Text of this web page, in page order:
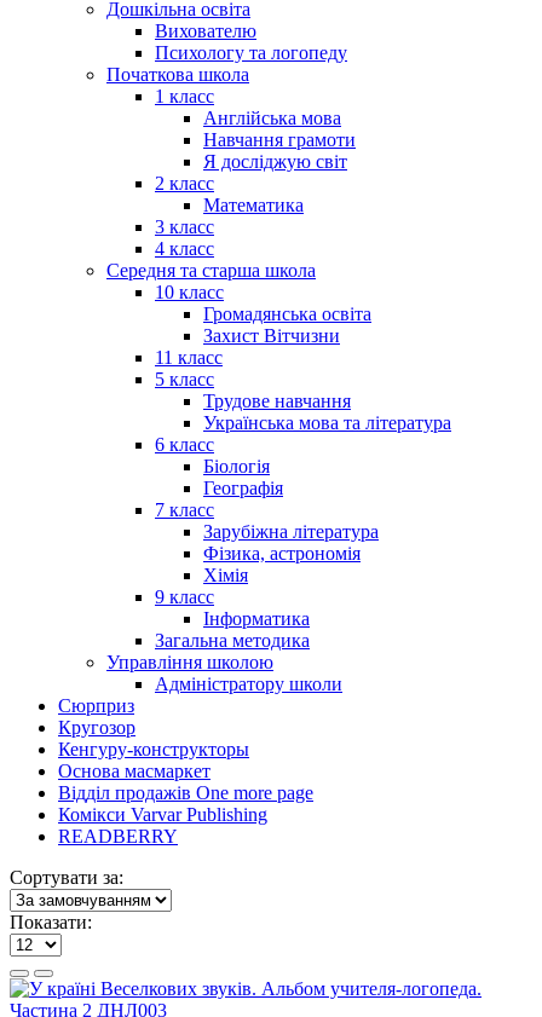
Дошкільна освіта
Вихователю
Психологу та логопеду
Початкова школа
1 класс
Англійська мова
Навчання грамоти
Я досліджую світ
2 класс
Математика
3 класс
4 класс
Середня та старша школа
10 класс
Громадянська освіта
Захист Вітчизни
11 класс
5 класс
Трудове навчання
Українська мова та література
6 класс
Біологія
Географія
7 класс
Зарубіжна література
Фізика, астрономія
Хімія
9 класс
Інформатика
Загальна методика
Управління школою
Адміністратору школи
Сюрприз
Кругозор
Кенгуру-конструкторы
Основа масмаркет
Відділ продажів One more page
Комікси Varvar Publishing
READBERRY
Сортувати за:
Показати: